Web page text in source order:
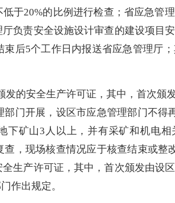
于20%的比例进行检查；省应急管
负责安全设施设计审查的建设项目
束后5个工作日内报送省应急管理厅
发的安全生产许可证，其中，首次颁
门开展，设区市应急管理部门不
矿山3人以上，并有采矿和机电
，现场核查情况应于核查结束或
生产许可证，其中，首次颁发由设
作出规定。